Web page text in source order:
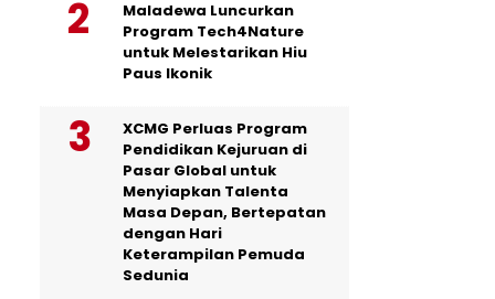
Maladewa Luncurkan
Program Tech4Nature
untuk Melestarikan Hiu
Paus Ikonik
XCMG Perluas Program
Pendidikan Kejuruan di
Pasar Global untuk
Menyiapkan Talenta
Masa Depan, Bertepatan
dengan Hari
Keterampilan Pemuda
Sedunia